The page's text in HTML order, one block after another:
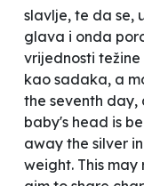
slavlje, te da se,
glava i onda
vrijednosti
kao sadaka, a
the seventh
baby's head is
away the silver
weight. This